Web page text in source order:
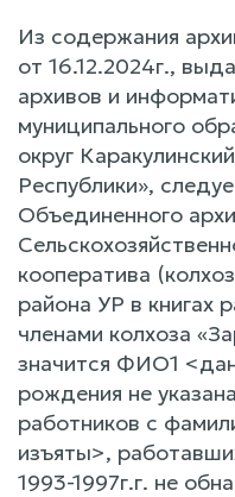
Из содержания
от 16.12.2024г.,
архивов и
муниципального
округ
Республики»,
Объединенного
кооператива
района УР в книгах
членами колхоза
значится ФИО1
рождения не
работников с
изъяты>,
1993-1997г.г. не